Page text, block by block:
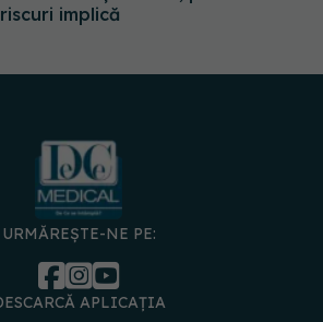
URMĂREȘTE-NE PE:
DESCARCĂ APLICAȚIA